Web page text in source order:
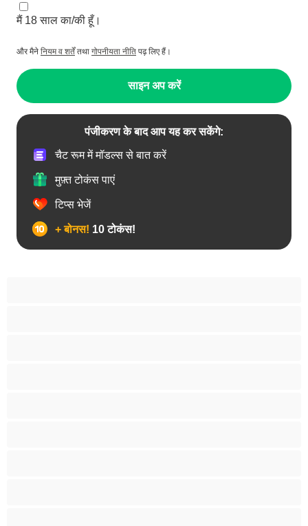
मैं 18 साल का/की हूँ।
और मैने नियम व शर्तेंतथा गोपनीयता नीति पढ़ लिए हैं।
साइन अप करें
पंजीकरण के बाद आप यह कर सकेंगे:
चैट रूम में मॉडल्स से बात करें
मुफ़्त टोकंस पाएं
टिप्स भेजें
+ बोनस! 10 टोकंस!